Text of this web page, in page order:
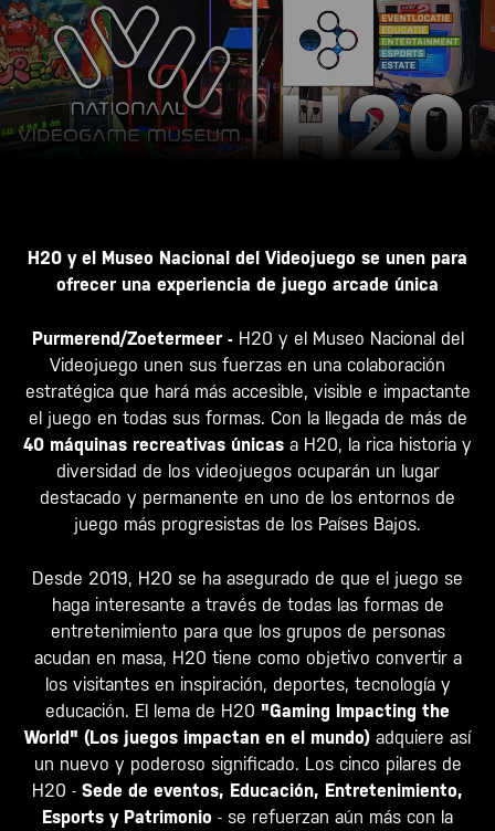
H20 y el Museo Nacional del Videojuego se unen para
ofrecer una experiencia de juego arcade única
Purmerend/Zoetermeer -H20 y el Museo Nacional del
Videojuego unen sus fuerzas en una colaboración
estratégica que hará más accesible, visible e impactante
el juego en todas sus formas. Con la llegada de más de
40 máquinas recreativas únicas a H20, la rica historia y
diversidad de los videojuegos ocuparán un lugar
destacado y permanente en uno de los entornos de
juego más progresistas de los Países Bajos.
Desde 2019, H20 se ha asegurado de que el juego se
haga interesante a través de todas las formas de
entretenimiento para que los grupos de personas
acudan en masa, H20 tiene como objetivo convertir a
los visitantes en inspiración, deportes, tecnología y
educación. El lema de H20 "Gaming Impacting the
World" (Los juegos impactan en el mundo) adquiere así
un nuevo y poderoso significado. Los cinco pilares de
H20 - Sede de eventos, Educación, Entretenimiento,
Esports y Patrimonio - se refuerzan aún más con la